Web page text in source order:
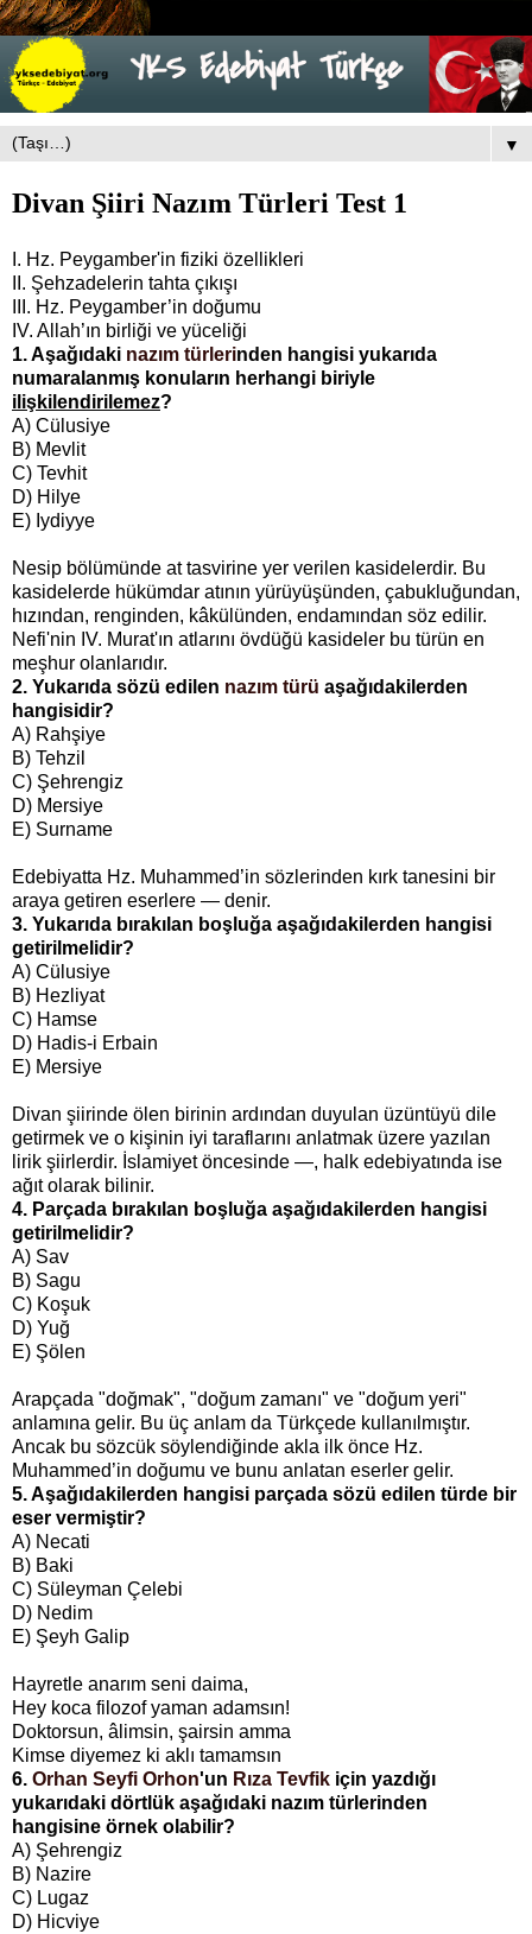
▼
Divan Şiiri Nazım Türleri Test 1
I. Hz. Peygamber'in fiziki özellikleri
II. Şehzadelerin tahta çıkışı
III. Hz. Peygamber’in doğumu
IV. Allah’ın birliği ve yüceliği
1. Aşağıdaki nazım türlerinden hangisi yukarıda
numaralanmış konuların herhangi biriyle
ilişkilendirilemez?
A) Cülusiye
B) Mevlit
C) Tevhit
D) Hilye
E) Iydiyye
Nesip bölümünde at tasvirine yer verilen kasidelerdir. Bu
kasidelerde hükümdar atının yürüyüşünden, çabukluğundan,
hızından, renginden, kâkülünden, endamından söz edilir.
Nefi'nin IV. Murat'ın atlarını övdüğü kasideler bu türün en
meşhur olanlarıdır.
2. Yukarıda sözü edilen nazım türü aşağıdakilerden
hangisidir?
A) Rahşiye
B) Tehzil
C) Şehrengiz
D) Mersiye
E) Surname
Edebiyatta Hz. Muhammed’in sözlerinden kırk tanesini bir
araya getiren eserlere — denir.
3. Yukarıda bırakılan boşluğa aşağıdakilerden hangisi
getirilmelidir?
A) Cülusiye
B) Hezliyat
C) Hamse
D) Hadis-i Erbain
E) Mersiye
Divan şiirinde ölen birinin ardından duyulan üzüntüyü dile
getirmek ve o kişinin iyi taraflarını anlatmak üzere yazılan
lirik şiirlerdir. İslamiyet öncesinde —, halk edebiyatında ise
ağıt olarak bilinir.
4. Parçada bırakılan boşluğa aşağıdakilerden hangisi
getirilmelidir?
A) Sav
B) Sagu
C) Koşuk
D) Yuğ
E) Şölen
Arapçada "doğmak", "doğum zamanı" ve "doğum yeri"
anlamına gelir. Bu üç anlam da Türkçede kullanılmıştır.
Ancak bu sözcük söylendiğinde akla ilk önce Hz.
Muhammed’in doğumu ve bunu anlatan eserler gelir.
5. Aşağıdakilerden hangisi parçada sözü edilen türde bir
eser vermiştir?
A) Necati
B) Baki
C) Süleyman Çelebi
D) Nedim
E) Şeyh Galip
Hayretle anarım seni daima,
Hey koca filozof yaman adamsın!
Doktorsun, âlimsin, şairsin amma
Kimse diyemez ki aklı tamamsın
6. Orhan Seyfi Orhon'un Rıza Tevfik için yazdığı
yukarıdaki dörtlük aşağıdaki nazım türlerinden
hangisine örnek olabilir?
A) Şehrengiz
B) Nazire
C) Lugaz
D) Hicviye